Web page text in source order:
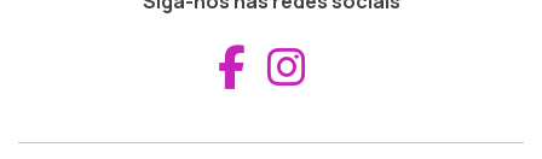
Aceder ao